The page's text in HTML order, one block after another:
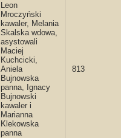
Leon
Mroczyński
kawaler, Melania
Skalska wdowa,
asystowali
Maciej
Kuchcicki,
Aniela
Bujnowska
panna, Ignacy
Bujnowski
kawaler i
Marianna
Klekowska
panna
813